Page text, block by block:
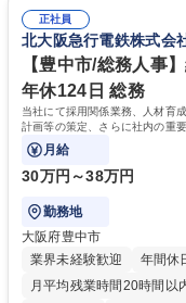
でも質問・相談できる環境
集職種 【森ビルG】人事
リモート可
務に挑戦できるため、自身
きます。 残業少なめ、週1
ち長期活躍できる環境で
キャリアを築きたい」とい
歴・資格 学歴：大学院 大
簿記検定1級 日商簿記検定
正社員
北大阪急行電鉄株式会
【豊中市/総務人事
年休124日 総務
当社にて採用関係業務、人材育
計画等の策定、さらに社内の重
般を担当していただきます。
月給
30万円～38万円
勤務地
大阪府豊中市
業界未経験歓迎
年間休
月平均残業時間20時間以